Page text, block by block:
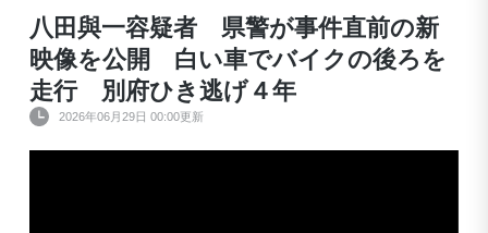
八田與一容疑者 県警が事件直前の新
映像を公開 白い車でバイクの後ろを
走行 別府ひき逃げ４年
2026年06月29日 00:00更新